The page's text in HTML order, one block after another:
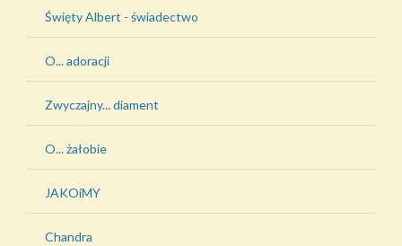
Święty Albert - świadectwo
O... adoracji
Zwyczajny... diament
O... żałobie
JAKOiMY
Chandra